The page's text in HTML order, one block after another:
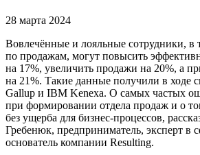
28 марта 2024
Вовлечённые и лояльные сотрудники, в
по продажам, могут повысить
на 17%, увеличить продажи на 20%, а
на 21%. Такие данные получили в ходе
Gallup и IBM Kenexa. О самых частых
при формировании отдела продаж и о
без ущерба для бизнес-процессов,
Гребенюк, предприниматель, эксперт в
основатель компании Resulting.